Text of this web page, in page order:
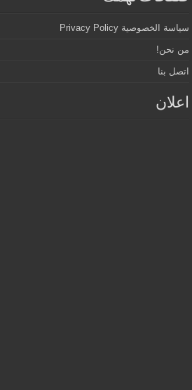
سياسة الخصوصية Privacy Policy
من نحن!
اتصل بنا
اعلان